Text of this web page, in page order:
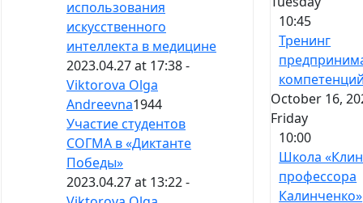
использования
искусственного
интеллекта в медицине
2023.04.27 at 17:38 -
Viktorova Olga
Andreevna1944
Участие студентов
СОГМА в «Диктанте
Победы»
2023.04.27 at 13:22 -
10:45
Тренинг
October 16,
Friday
10:00
Школа
профессора
Калинченко»